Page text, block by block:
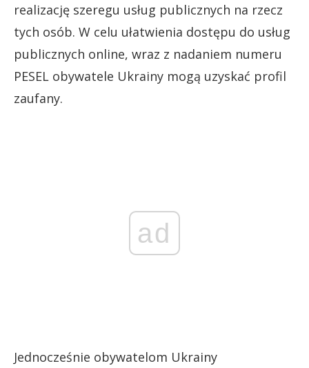
realizację szeregu usług publicznych na rzecz
tych osób. W celu ułatwienia dostępu do usług
publicznych online, wraz z nadaniem numeru
PESEL obywatele Ukrainy mogą uzyskać profil
zaufany.
ad
Jednocześnie obywatelom Ukrainy